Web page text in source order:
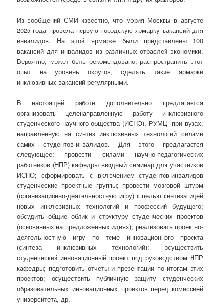
Из сообщений СМИ известно, что мэрия Москвы в августе
2025 года провела первую городскую ярмарку вакансий для
инвалидов. На этой ярмарке были представлены 100
вакансий для инвалидов из различных отраслей экономики.
Вероятно, может быть рекомендовано, распространить этот
опыт на уровень округов, сделать такие ярмарки
инклюзивных вакансий регулярными.
В настоящей работе дополнительно предлагается
организовать целенаправленную работу инклюзивного
студенческого научного общества (ИСНО), РУМЦ при вузах,
направленную на синтез инклюзивных технологий силами
самих студентов-инвалидов. Для этого предлагается
следующее: провести силами научно-педагогических
работников (НПР) кафедры вводный семинар для участников
ИСНО; сформировать с включением студентов-инвалидов
студенческие проектные группы; провести мозговой штурм
(организационно-деятельностную игру) с целью синтеза идей
новых инклюзивных технологий и профессий будущего;
обсудить общие облик и структуру студенческих проектов
(основанных на предложенных идеях); реализовать проектно-
деятельностную игру по теме инновационного проекта
(синтеза инклюзивных технологий); осуществить
студенческий инновационный проект под руководством НПР
кафедры; подготовить отчеты и презентации по итогам этих
проектов; осуществить публичную защиту студенческих
образовательных инновационных проектов перед комиссией
университета, др.